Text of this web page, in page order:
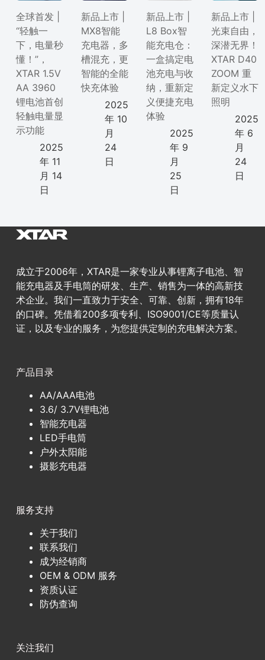
全球首发 |
“轻触一
下，电量秒
懂！”，
XTAR 1.5V
AA 3960
锂电池首创
轻触电量显
示功能
2025
年 11
月 14
日
新品上市 |
MX8智能
充电器，多
槽混充，更
智能的全能
快充体验
2025
年 10
月
24
日
新品上市 |
L8 Box智
能充电仓：
一盒搞定电
池充电与收
纳，重新定
义便捷充电
体验
2025
年 9
月
25
日
新品上市 |
光束自由，
深潜无界！
XTAR D40
ZOOM 重
新定义水下
照明
2025
年 6
月
24
日
成立于2006年，XTAR是一家专业从事锂离子电池、智
能充电器及手电筒的研发、生产、销售为一体的高新技
术企业。我们一直致力于安全、可靠、创新，拥有18年
的口碑。凭借着200多项专利、ISO9001/CE等质量认
证，以及专业的服务，为您提供定制的充电解决方案。
产品目录
AA/AAA电池
3.6/ 3.7V锂电池
智能充电器
LED手电筒
户外太阳能
摄影充电器
服务支持
关于我们
联系我们
成为经销商
OEM & ODM 服务
资质认证
防伪查询
关注我们